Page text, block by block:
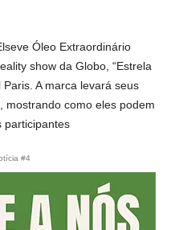
Óleo Extraordinário
show da Globo, “Estrela
Paris. A marca levará seus
mostrando como eles podem
participantes
#4